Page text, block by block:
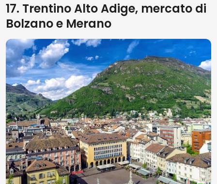
17. Trentino Alto Adige, mercato di
Bolzano e Merano